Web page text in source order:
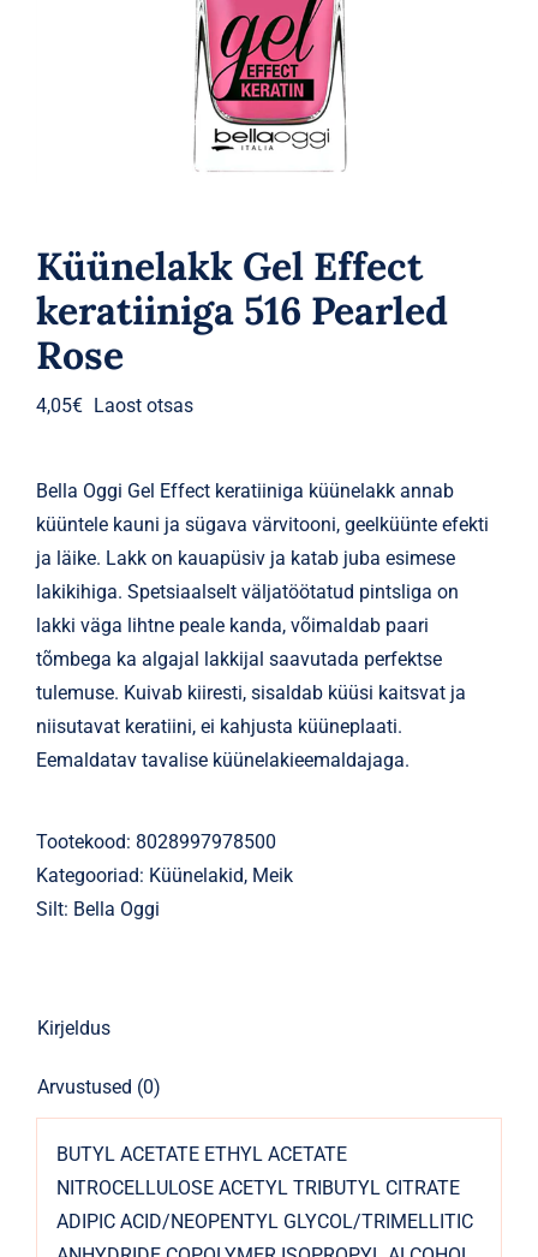
Küünelakk Gel Effect
keratiiniga 516 Pearled
Rose
4,05€ Laost otsas
Bella Oggi Gel Effect keratiiniga küünelakk annab
küüntele kauni ja sügava värvitooni, geelküünte efekti
ja läike. Lakk on kauapüsiv ja katab juba esimese
lakikihiga. Spetsiaalselt väljatöötatud pintsliga on
lakki väga lihtne peale kanda, võimaldab paari
tõmbega ka algajal lakkijal saavutada perfektse
tulemuse. Kuivab kiiresti, sisaldab küüsi kaitsvat ja
niisutavat keratiini, ei kahjusta küüneplaati.
Eemaldatav tavalise küünelakieemaldajaga.
Tootekood: 8028997978500
Kategooriad: Küünelakid, Meik
Silt: Bella Oggi
Kirjeldus
Arvustused (0)
BUTYL ACETATE ETHYL ACETATE
NITROCELLULOSE ACETYL TRIBUTYL CITRATE
ADIPIC ACID/NEOPENTYL GLYCOL/TRIMELLITIC